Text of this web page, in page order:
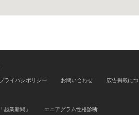
プライバシポリシー お問い合わせ 広告掲載に
起業新聞」 エニアグラム性格診断